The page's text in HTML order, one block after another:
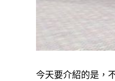
今天要介紹的是，